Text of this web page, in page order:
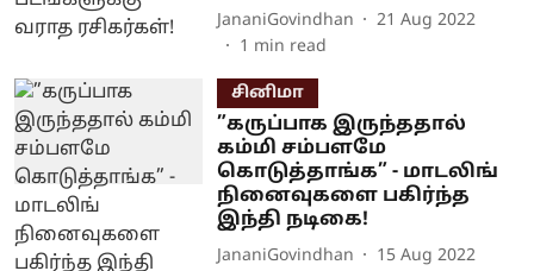
JananiGovindhan
21 Aug 2022
1 min read
சினிமா
”கருப்பாக இருந்ததால்
கம்மி சம்பளமே
கொடுத்தாங்க” - மாடலிங்
நினைவுகளை பகிர்ந்த
இந்தி நடிகை!
JananiGovindhan
15 Aug 2022